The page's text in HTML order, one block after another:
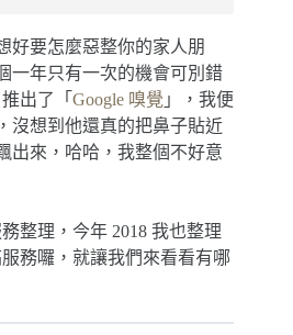
好要怎麼惡整你的家人朋
一年只有一次的機會可別錯
出了「 Google 嗅覺 」，我便
沒想到他還真的把鼻子貼近
出來，哈哈，我整個不好意
整理，今年 2018 我也整理
務囉，就讓我們來看看有哪